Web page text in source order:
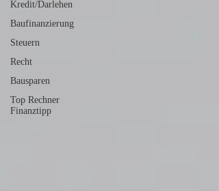
Kredit/Darlehen
Baufinanzierung
Steuern
Recht
Bausparen
Top Rechner
Finanztipp